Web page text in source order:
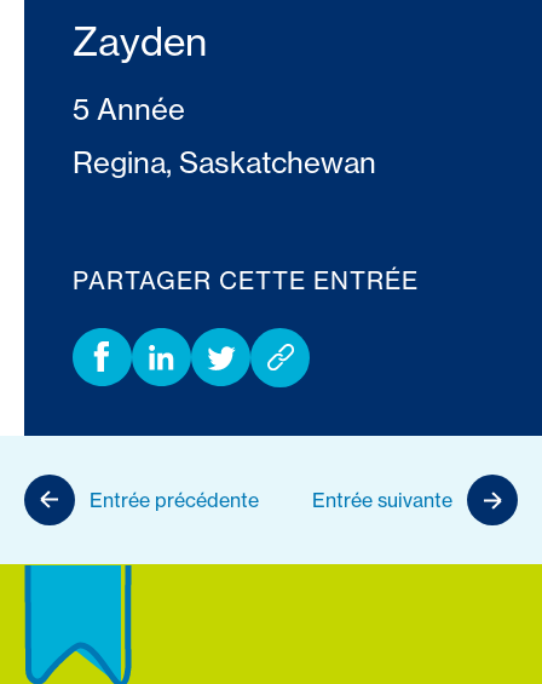
Zayden
5 Année
Regina, Saskatchewan
PARTAGER CETTE ENTRÉE
Entrée précédente Entrée suivante